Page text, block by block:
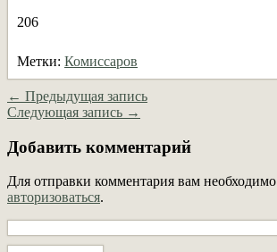
206
Метки: Комиссаров
← Предыдущая запись
Следующая запись →
Добавить комментарий
Для отправки комментария вам необходимо
авторизоваться.